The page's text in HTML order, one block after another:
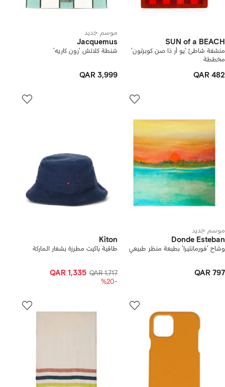
SUN of a BEACH
منشفة شاطئ 'يو أر ذا صن كوبرتون'
مخططة
QAR 482
موسم جديد
Jacquemus
شنطة كلاتش 'رون كاريه'
QAR 3,999
موسم جديد
Donde Esteban
وشاح 'فورمانتيرا' بطبعة منظر طبيعي
QAR 797
Kiton
طاقية باكيت مطرزة بشعار الماركة
QAR 1,717
QAR 1,335
-%20